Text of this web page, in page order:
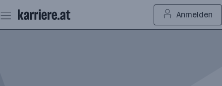
Seiteninhalt
springen
Anmelden